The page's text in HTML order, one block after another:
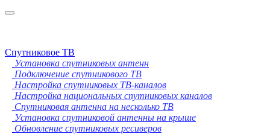
Toggle
Спутниковое ТВ
Установка спутниковых антенн
Подключение спутникового ТВ
Настройка спутниковых ТВ-каналов
Настройка национальных спутниковых каналов
Спутниковая антенна на несколько ТВ
Установка спутниковой антенны на крыше
Обновление спутниковых ресиверов